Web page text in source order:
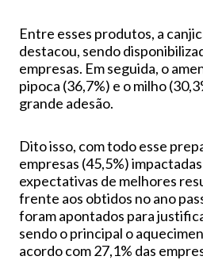
Entre esses produtos, a
destacou, sendo
empresas. Em seguida, o
pipoca (36,7%) e o milho
grande adesão.
Dito isso, com todo esse
empresas (45,5%)
expectativas de melhores
frente aos obtidos no ano
foram apontados para
sendo o principal o
acordo com 27,1% das